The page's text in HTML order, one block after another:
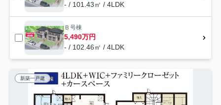
- / 101.43㎡ / 4LDK
Ｂ号棟
5,490万円
- / 102.46㎡ / 4LDK
新築一戸建